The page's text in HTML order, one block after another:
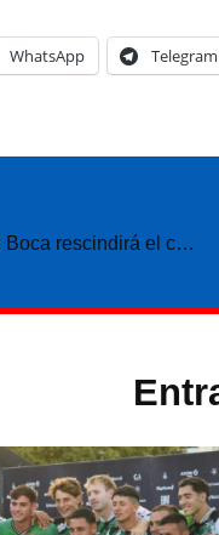
WhatsApp Telegram
Se terminó la era Cavani: Boca rescindirá el contrato del goleador uruguayo